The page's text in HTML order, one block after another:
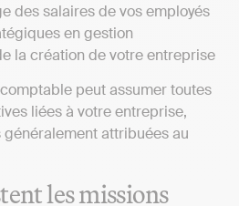
des salaires de vos employés
en gestion
la création de votre entreprise
peut assumer toutes
liées à votre entreprise,
attribuées au
les missions